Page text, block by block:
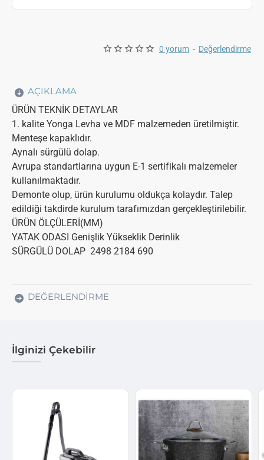
0 yorum - Değerlendirme
AÇIKLAMA
ÜRÜN TEKNİK DETAYLAR
1. kalite Yonga Levha ve MDF malzemeden üretilmiştir.
Menteşe kapaklıdır.
Aynalı sürgülü dolap.
Avrupa standartlarına uygun E-1 sertifikalı malzemeler
kullanılmaktadır.
Demonte olup, ürün kurulumu oldukça kolaydır. Talep
edildiği takdirde kurulum tarafımızdan gerçekleştirilebilir.
ÜRÜN ÖLÇÜLERİ(MM)
YATAK ODASI Genişlik Yükseklik Derinlik
SÜRGÜLÜ DOLAP 2498 2184 690
DEĞERLENDIRME
İlginizi Çekebilir